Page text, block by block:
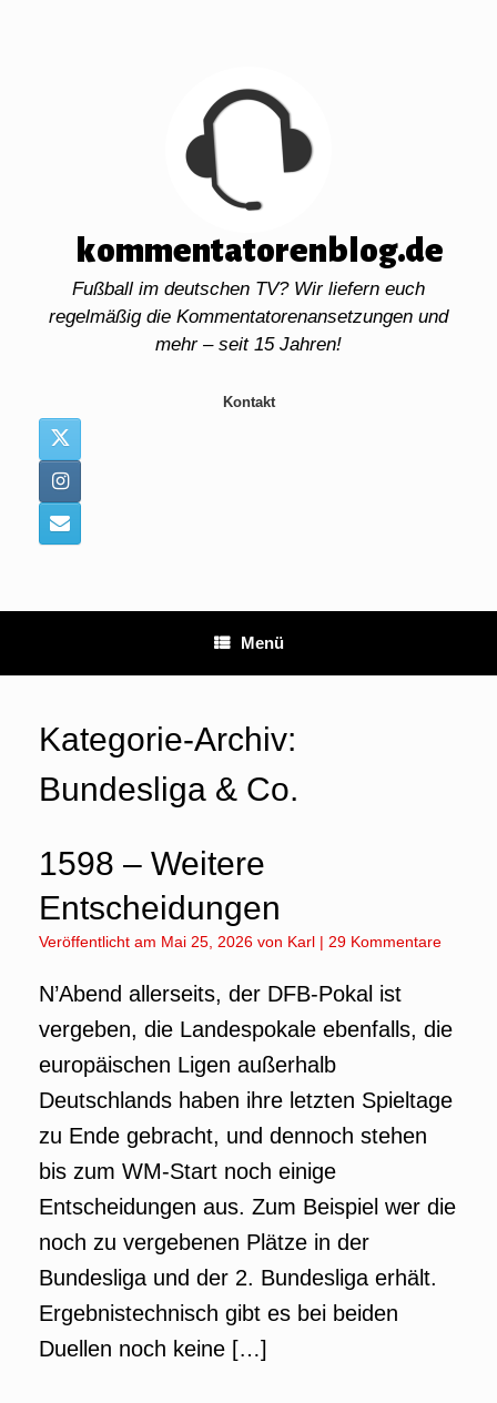
kommentatorenblog.de
Fußball im deutschen TV? Wir liefern euch
regelmäßig die Kommentatorenansetzungen und
mehr – seit 15 Jahren!
Kontakt
Menü
Kategorie-Archiv:
Bundesliga & Co.
1598 – Weitere
Entscheidungen
Veröffentlicht am Mai 25, 2026 von Karl | 29 Kommentare
N’Abend allerseits, der DFB-Pokal ist
vergeben, die Landespokale ebenfalls, die
europäischen Ligen außerhalb
Deutschlands haben ihre letzten Spieltage
zu Ende gebracht, und dennoch stehen
bis zum WM-Start noch einige
Entscheidungen aus. Zum Beispiel wer die
noch zu vergebenen Plätze in der
Bundesliga und der 2. Bundesliga erhält.
Ergebnistechnisch gibt es bei beiden
Duellen noch keine […]